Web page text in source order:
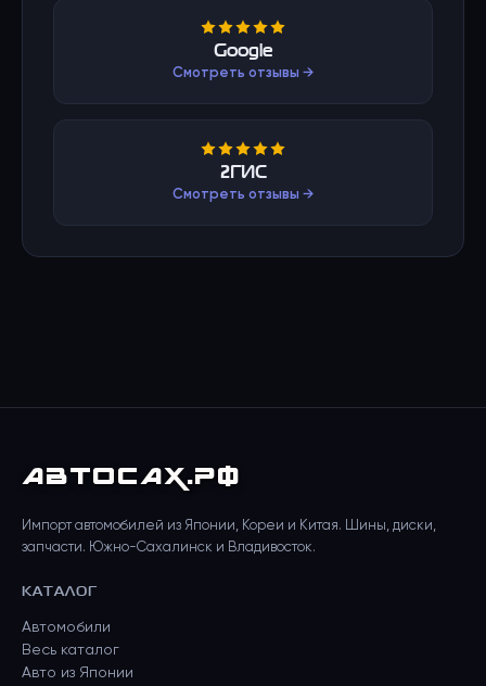
Google
Смотреть отзывы →
2ГИС
Смотреть отзывы →
АВТОСАХ.РФ
Импорт автомобилей из Японии, Кореи и Китая. Шины, диски,
запчасти. Южно-Сахалинск и Владивосток.
КАТАЛОГ
Автомобили
Весь каталог
Авто из Японии